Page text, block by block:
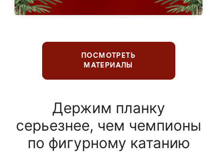
ПОСМОТРЕТЬ
МАТЕРИАЛЫ
Держим планку
серьезнее, чем чемпионы
по фигурному катанию